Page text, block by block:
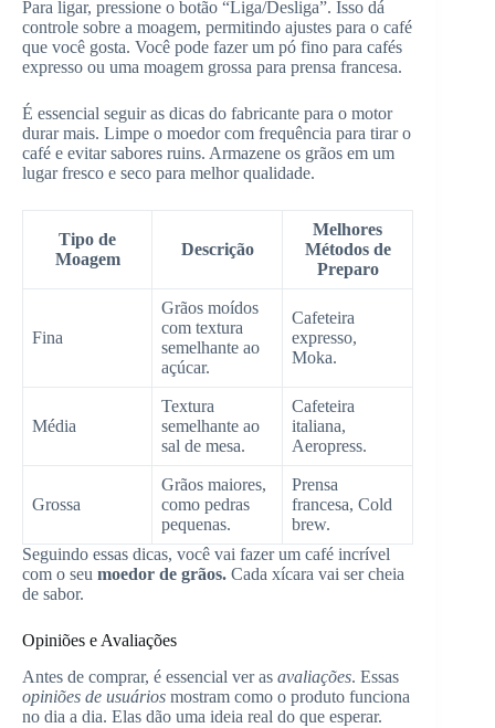
Para ligar, pressione o botão “Liga/Desliga”. Isso dá
controle sobre a moagem, permitindo ajustes para o café
que você gosta. Você pode fazer um pó fino para cafés
expresso ou uma moagem grossa para prensa francesa.
É essencial seguir as dicas do fabricante para o motor
durar mais. Limpe o moedor com frequência para tirar o
café e evitar sabores ruins. Armazene os grãos em um
lugar fresco e seco para melhor qualidade.
Tipo de
Moagem
Descrição
Melhores
Métodos de
Preparo
Fina
Grãos moídos
com textura
semelhante ao
açúcar.
Cafeteira
expresso,
Moka.
Média
Textura
semelhante ao
sal de mesa.
Cafeteira
italiana,
Aeropress.
Grossa
Grãos maiores,
como pedras
pequenas.
Prensa
francesa, Cold
brew.
Seguindo essas dicas, você vai fazer um café incrível
com o seu moedor de grãos. Cada xícara vai ser cheia
de sabor.
Opiniões e Avaliações
Antes de comprar, é essencial ver as avaliações. Essas
opiniões de usuários mostram como o produto funciona
no dia a dia. Elas dão uma ideia real do que esperar.